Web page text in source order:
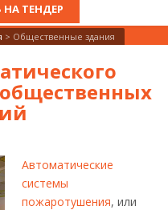
ТЕНДЕР
> Общественные здания
Автоматические
системы
пожаротушения, или